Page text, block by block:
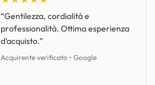
“Gentilezza, cordialità e
professionalità. Ottima esperienza
d’acquisto.”
Acquirente verificato • Google